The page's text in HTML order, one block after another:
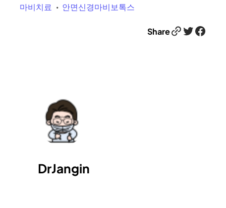
마비치료
안면신경마비보톡스
ShareLink Twitter Facebook
DrJangin